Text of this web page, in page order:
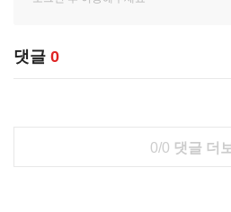
댓글 0
0/0 댓글 더